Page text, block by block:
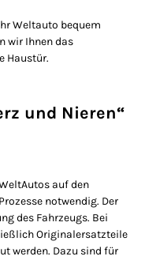
Weltauto bequem
wir Ihnen das
Haustür.
und Nieren“
auf den
notwendig. Der
des Fahrzeugs. Bei
Originalersatzteile
werden. Dazu sind für